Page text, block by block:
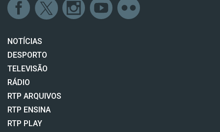
NOTÍCIAS
DESPORTO
TELEVISÃO
RÁDIO
RTP ARQUIVOS
RTP ENSINA
RTP PLAY